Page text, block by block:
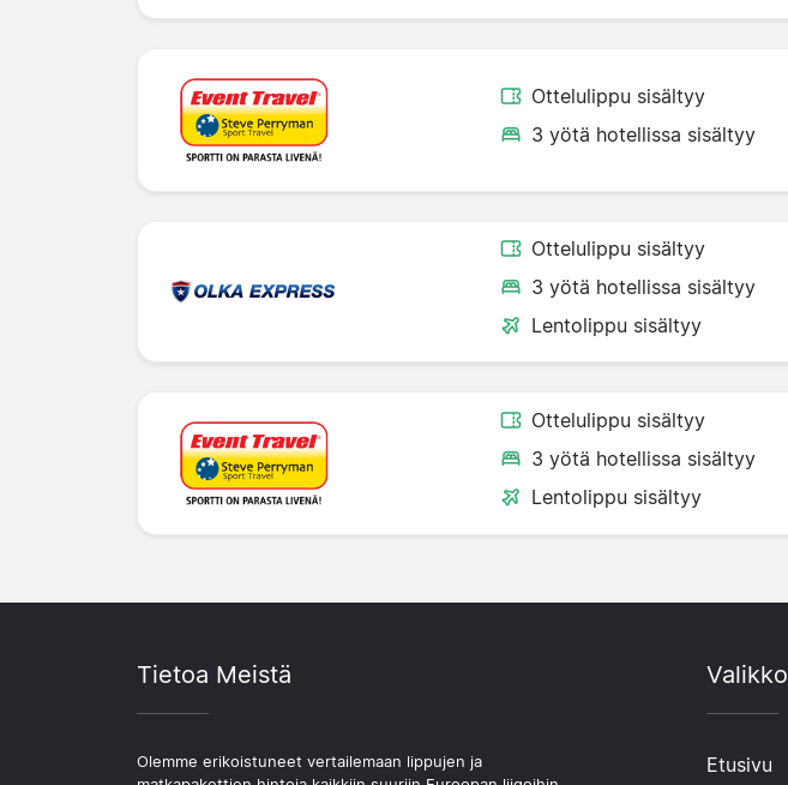
Ottelulippu sisältyy
3 yötä hotellissa sisältyy
Ottelulippu sisältyy
3 yötä hotellissa sisältyy
Lentolippu sisältyy
Ottelulippu sisältyy
3 yötä hotellissa sisältyy
Lentolippu sisältyy
Tietoa Meistä
Olemme erikoistuneet vertailemaan lippujen ja
Valikko
Etusivu